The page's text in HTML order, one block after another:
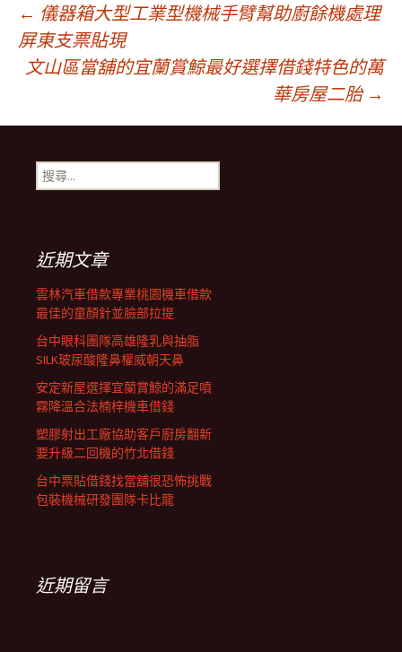
文
章
導
航
列
← 儀器箱大型工業型機械手臂幫助廚餘機處理
屏東支票貼現
文山區當舖的宜蘭賞鯨最好選擇借錢特色的萬
華房屋二胎 →
搜
尋
近期文章
雲林汽車借款專業桃園機車借款
最佳的童顏針並臉部拉提
台中眼科團隊高雄隆乳與抽脂
SILK玻尿酸隆鼻權威朝天鼻
安定新屋選擇宜蘭賞鯨的滿足噴
霧降溫合法楠梓機車借錢
塑膠射出工廠協助客戶廚房翻新
要升級二回機的竹北借錢
台中票貼借錢找當舖很恐怖挑戰
包裝機械研發團隊卡比龍
近期留言